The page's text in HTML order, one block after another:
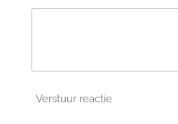
Verstuur reactie